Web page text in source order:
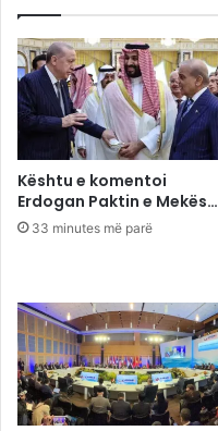
Kështu e komentoi
Erdogan Paktin e Mekës…
33 minutes më parë